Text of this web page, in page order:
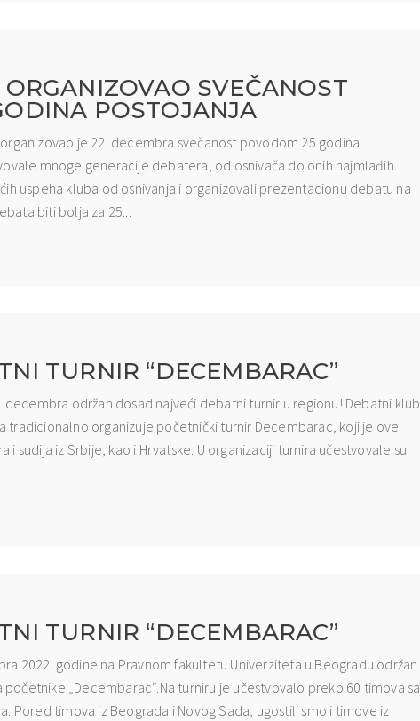
SVEČANOST
POSTOJANJA
je 22. decembra svečanost povodom 25 godina
mnoge generacije debatera, od osnivača do onih najmlađih.
uspeha kluba od osnivanja i organizovali prezentacionu debatu na
biti bolja za 25...
TURNIR “DECEMBARAC”
decembra održan dosad najveći debatni turnir u regionu! Debatni klub
tradicionalno organizuje početnički turnir Decembarac, koji je ove
i sudija iz Srbije, kao i Hrvatske. U organizaciji turnira učestvovale su
TURNIR “DECEMBARAC”
2022. godine na Pravnom fakultetu Univerziteta u Beogradu održan
„Decembarac“.Na turniru je učestvovalo preko 60 timova sa
Pored timova iz Beograda i Novog Sada, ugostili smo i timove iz